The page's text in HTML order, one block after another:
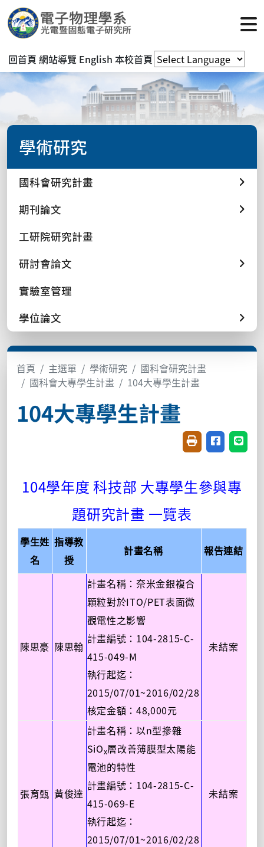
回首頁 網站導覽 English 本校首頁
學術研究
國科會研究計畫
期刊論文
工研院研究計畫
研討會論文
實驗室管理
學位論文
首頁 主選單 學術研究
國科會研究計畫
國科會大專學生計畫
104大專學生計畫
104大專學生計畫
友善列印(開新視
分享至臉書
分享
104學年度 科技部 大專學生參與專
題研究計畫 一覽表
學生姓
名
指導教
授
計畫名稱 報告連結
陳思豪 陳思翰
計畫名稱：奈米金銀複合
顆粒對於ITO/PET表面微
觀電性之影響
計畫編號： 104-2815-C-
415-049-M
執行起迄：
2015/07/01~2016/02/28
核定金額： 48,000元
未結案
張育甄 黃俊達
計畫名稱：以n型摻雜
SiOx層改善薄膜型太陽能
電池的特性
計畫編號： 104-2815-C-
415-069-E
執行起迄：
2015/07/01~2016/02/28
未結案